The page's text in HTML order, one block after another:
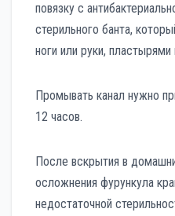
повязку с
стерильного банта,
ноги или руки,
Промывать канал нужно
12 часов.
После вскрытия в
осложнения фурункула
недостаточной